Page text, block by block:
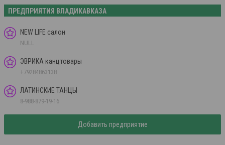
ПРЕДПРИЯТИЯ ВЛАДИКАВКАЗА
NEW LIFE салон
NULL
ЭВРИКА канцтовары
+79284863138
ЛАТИНСКИЕ ТАНЦЫ
8-988-879-19-16
Добавить предприятие